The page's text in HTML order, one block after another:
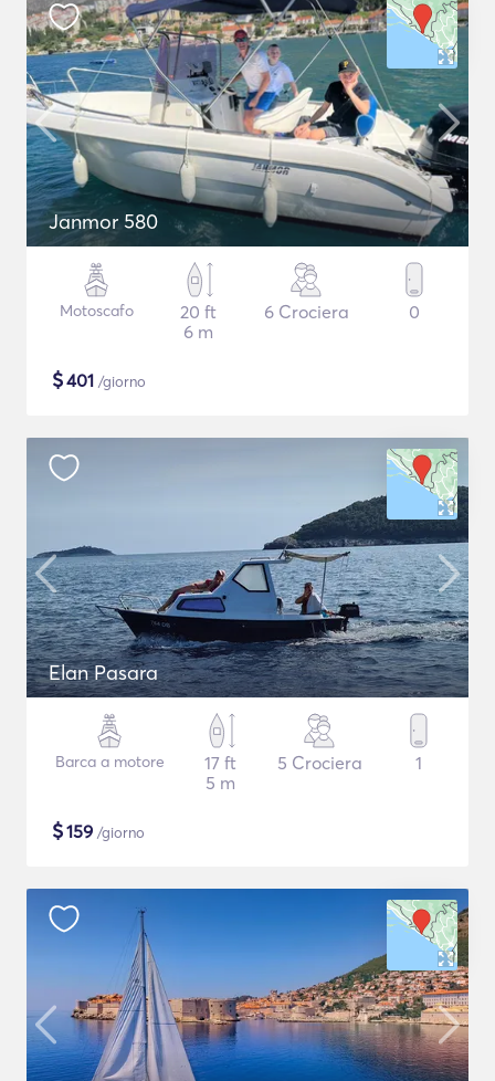
Janmor 580
Motoscafo
20 ft
6 m
6 Crociera 0
$401 /giorno
Elan Pasara
Barca a motore
17 ft
5 m
5 Crociera 1
$159 /giorno